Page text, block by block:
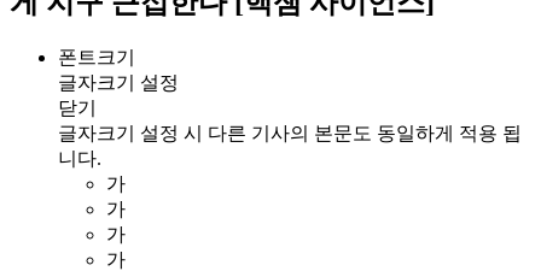
폰트크기
글자크기 설정
닫기
글자크기 설정 시 다른 기사의 본문도 동일하게 적용 됩
니다.
가
가
가
가